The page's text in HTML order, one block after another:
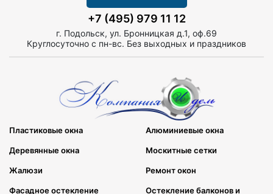
+7 (495) 979 11 12
г. Подольск, ул. Бронницкая д.1, оф.69
Круглосуточно с пн-вс. Без выходных и праздников
Пластиковые окна Алюминиевые окна
Деревянные окна Москитные сетки
Жалюзи Ремонт окон
Фасадное остекление Остекление балконов и